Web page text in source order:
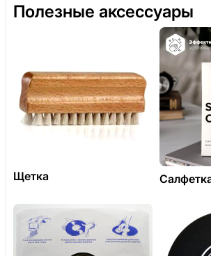
Полезные аксессуары
Щетка